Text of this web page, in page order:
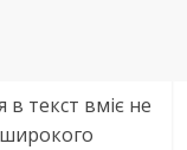
текст вміє не